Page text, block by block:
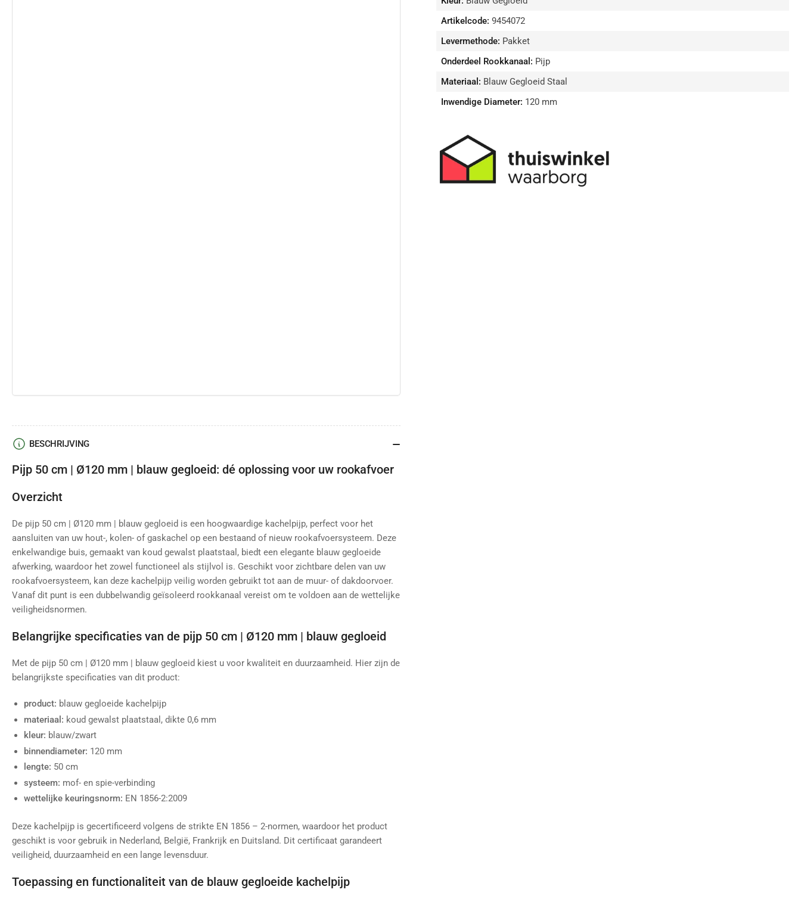
Artikelcode: 9454072
Levermethode: Pakket
Onderdeel Rookkanaal: Pijp
Materiaal: Blauw Gegloeid Staal
Inwendige Diameter: 120 mm
BESCHRIJVING
Pijp 50 cm | Ø120 mm | blauw gegloeid: dé oplossing voor uw rookafvoer
Overzicht
De pijp 50 cm | Ø120 mm | blauw gegloeid is een hoogwaardige kachelpijp, perfect voor het
aansluiten van uw hout-, kolen- of gaskachel op een bestaand of nieuw rookafvoersysteem. Deze
enkelwandige buis, gemaakt van koud gewalst plaatstaal, biedt een elegante blauw gegloeide
afwerking, waardoor het zowel functioneel als stijlvol is. Geschikt voor zichtbare delen van uw
rookafvoersysteem, kan deze kachelpijp veilig worden gebruikt tot aan de muur- of dakdoorvoer.
Vanaf dit punt is een dubbelwandig geïsoleerd rookkanaal vereist om te voldoen aan de wettelijke
veiligheidsnormen.
Belangrijke specificaties van de pijp 50 cm | Ø120 mm | blauw gegloeid
Met de pijp 50 cm | Ø120 mm | blauw gegloeid kiest u voor kwaliteit en duurzaamheid. Hier zijn de
belangrijkste specificaties van dit product:
product: blauw gegloeide kachelpijp
materiaal: koud gewalst plaatstaal, dikte 0,6 mm
kleur: blauw/zwart
binnendiameter: 120 mm
lengte: 50 cm
systeem: mof- en spie-verbinding
wettelijke keuringsnorm: EN 1856-2:2009
Deze kachelpijp is gecertificeerd volgens de strikte EN 1856 – 2-normen, waardoor het product
geschikt is voor gebruik in Nederland, België, Frankrijk en Duitsland. Dit certificaat garandeert
veiligheid, duurzaamheid en een lange levensduur.
Toepassing en functionaliteit van de blauw gegloeide kachelpijp